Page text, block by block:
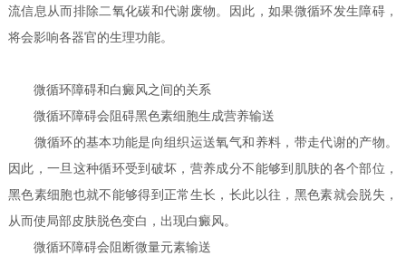
流信息从而排除二氧化碳和代谢废物。因此，如果微循环发生障碍，
将会影响各器官的生理功能。
微循环障碍和白癜风之间的关系
微循环障碍会阻碍黑色素细胞生成营养输送
微循环的基本功能是向组织运送氧气和养料，带走代谢的产物。
因此，一旦这种循环受到破坏，营养成分不能够到肌肤的各个部位，
黑色素细胞也就不能够得到正常生长，长此以往，黑色素就会脱失，
从而使局部皮肤脱色变白，出现白癜风。
微循环障碍会阻断微量元素输送